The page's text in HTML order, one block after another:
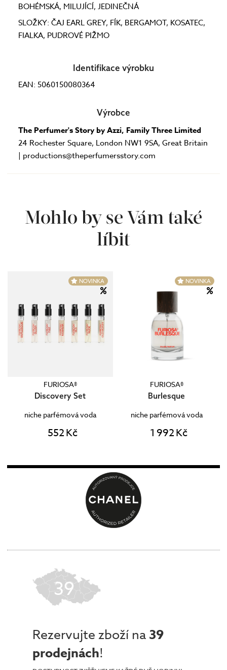
BOHÉMSKÁ, MILUJÍCÍ, JEDINEČNÁ
SLOŽKY: ČAJ EARL GREY, FÍK, BERGAMOT, KOSATEC,
FIALKA, PUDROVÉ PIŽMO
Identifikace výrobku
EAN: 5060150080364
Výrobce
The Perfumer's Story by Azzi, Family Three Limited
24 Rochester Square, London NW1 9SA, Great Britain
| productions@theperfumersstory.com
Mohlo by se Vám také
líbit
FURIOSA®
Discovery Set
niche parfémová voda
552 Kč
FURIOSA®
Burlesque
niche parfémová voda
1 992 Kč
39
Rezervujte zboží na 39
prodejnách!